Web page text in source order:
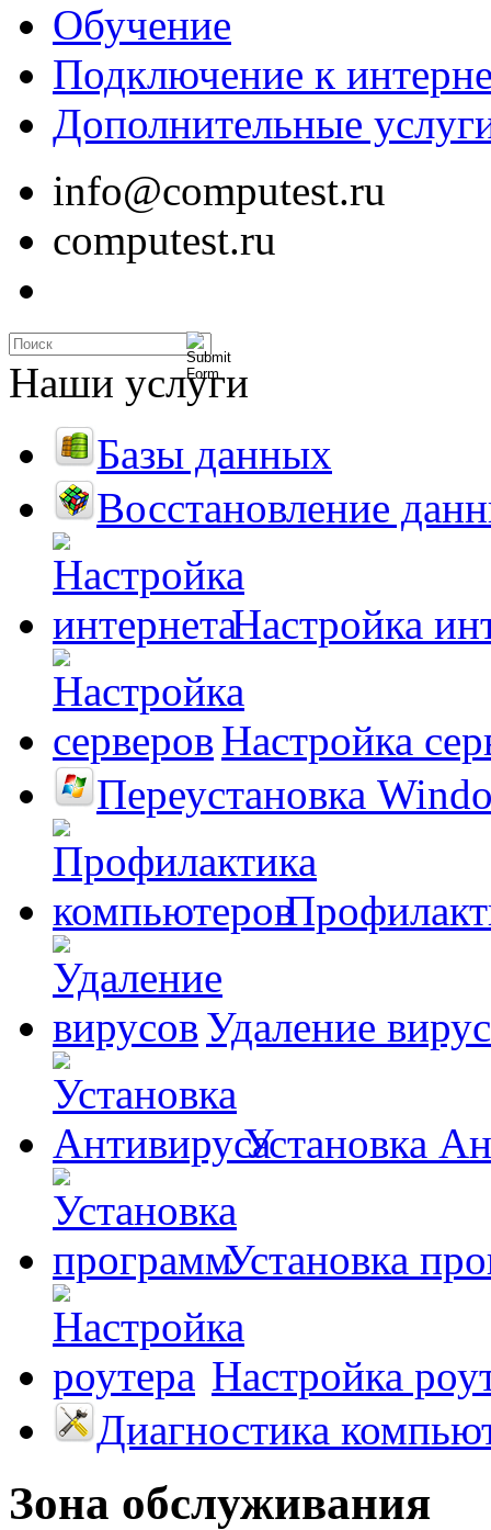
Обучение
Подключение к
Дополнительные
info@computest.ru
computest.ru
Наши услуги
Базы данных
Восстановление
Настройка
Настройка
Переустановка
Удаление
Установка
Установка
Настройка
Диагностика
Зона обслуживания